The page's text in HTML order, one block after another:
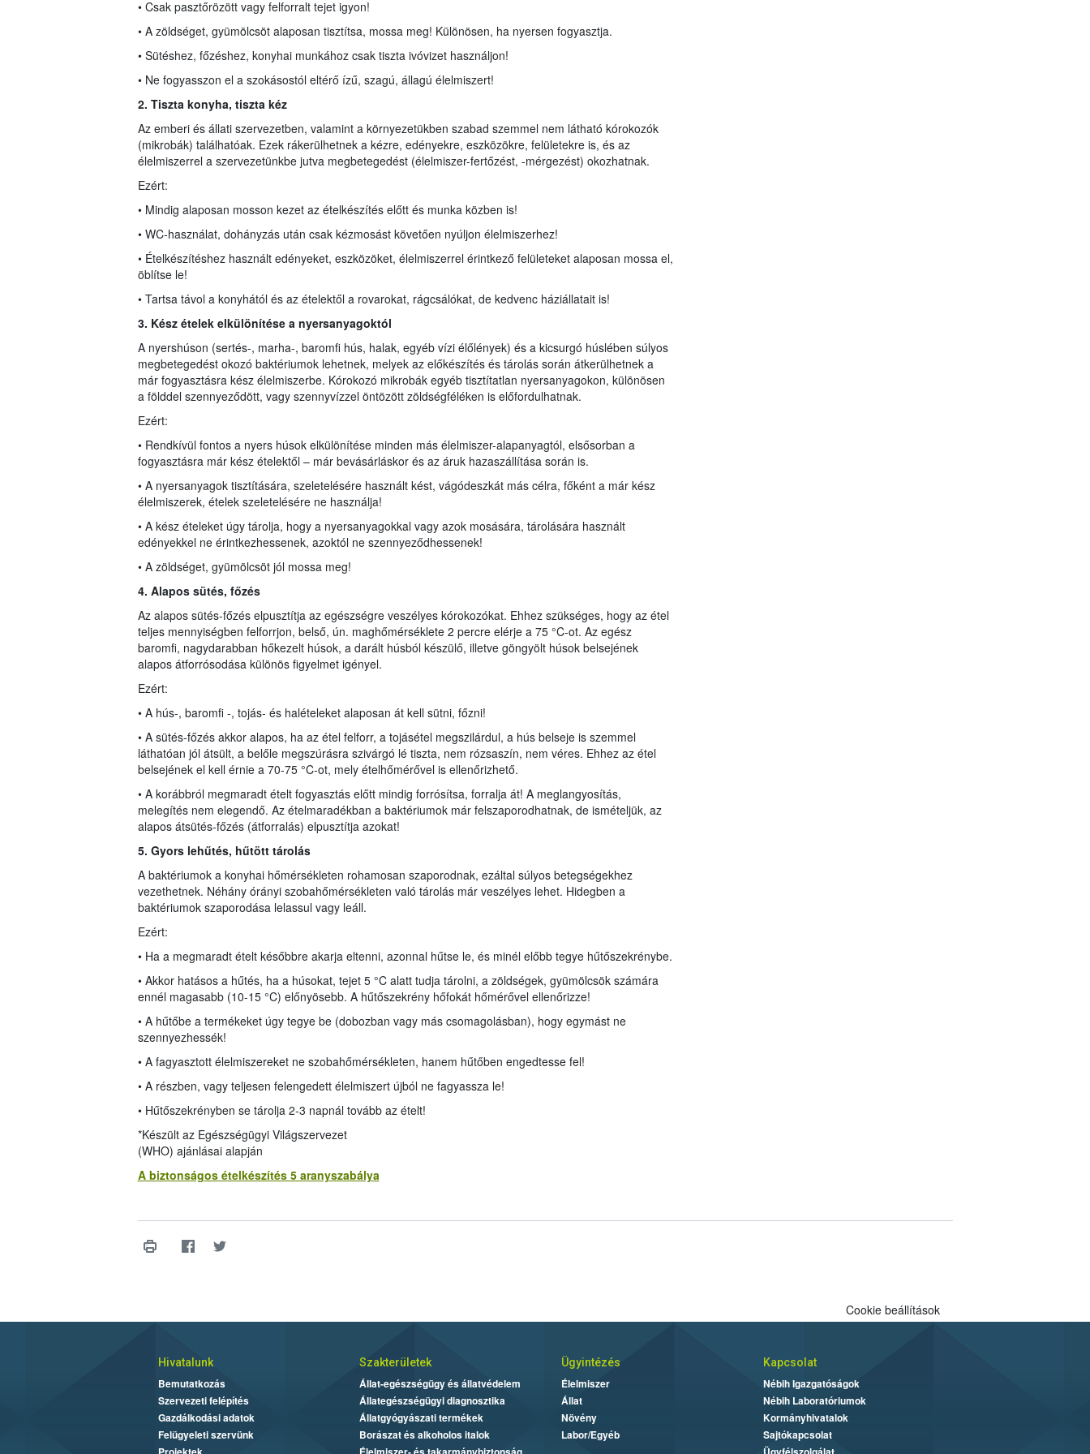
• Csak pasztőrözött vagy felforralt tejet igyon!
• A zöldséget, gyümölcsöt alaposan tisztítsa, mossa meg! Különösen, ha nyersen fogyasztja.
• Sütéshez, főzéshez, konyhai munkához csak tiszta ivóvizet használjon!
• Ne fogyasszon el a szokásostól eltérő ízű, szagú, állagú élelmiszert!
2. Tiszta konyha, tiszta kéz
Az emberi és állati szervezetben, valamint a környezetükben szabad szemmel nem látható kórokozók
(mikrobák) találhatóak. Ezek rákerülhetnek a kézre, edényekre, eszközökre, felületekre is, és az
élelmiszerrel a szervezetünkbe jutva megbetegedést (élelmiszer-fertőzést, -mérgezést) okozhatnak.
Ezért:
• Mindig alaposan mosson kezet az ételkészítés előtt és munka közben is!
• WC-használat, dohányzás után csak kézmosást követően nyúljon élelmiszerhez!
• Ételkészítéshez használt edényeket, eszközöket, élelmiszerrel érintkező felületeket alaposan mossa el,
öblítse le!
• Tartsa távol a konyhától és az ételektől a rovarokat, rágcsálókat, de kedvenc háziállatait is!
3. Kész ételek elkülönítése a nyersanyagoktól
A nyershúson (sertés-, marha-, baromfi hús, halak, egyéb vízi élőlények) és a kicsurgó húslében súlyos
megbetegedést okozó baktériumok lehetnek, melyek az előkészítés és tárolás során átkerülhetnek a
már fogyasztásra kész élelmiszerbe. Kórokozó mikrobák egyéb tisztítatlan nyersanyagokon, különösen
a földdel szennyeződött, vagy szennyvízzel öntözött zöldségféléken is előfordulhatnak.
Ezért:
• Rendkívül fontos a nyers húsok elkülönítése minden más élelmiszer-alapanyagtól, elsősorban a
fogyasztásra már kész ételektől – már bevásárláskor és az áruk hazaszállítása során is.
• A nyersanyagok tisztítására, szeletelésére használt kést, vágódeszkát más célra, főként a már kész
élelmiszerek, ételek szeletelésére ne használja!
• A kész ételeket úgy tárolja, hogy a nyersanyagokkal vagy azok mosására, tárolására használt
edényekkel ne érintkezhessenek, azoktól ne szennyeződhessenek!
• A zöldséget, gyümölcsöt jól mossa meg!
4. Alapos sütés, főzés
Az alapos sütés-főzés elpusztítja az egészségre veszélyes kórokozókat. Ehhez szükséges, hogy az étel
teljes mennyiségben felforrjon, belső, ún. maghőmérséklete 2 percre elérje a 75 °C-ot. Az egész
baromfi, nagydarabban hőkezelt húsok, a darált húsból készülő, illetve göngyölt húsok belsejének
alapos átforrósodása különös figyelmet igényel.
Ezért:
• A hús-, baromfi -, tojás- és halételeket alaposan át kell sütni, főzni!
• A sütés-főzés akkor alapos, ha az étel felforr, a tojásétel megszilárdul, a hús belseje is szemmel
láthatóan jól átsült, a belőle megszúrásra szivárgó lé tiszta, nem rózsaszín, nem véres. Ehhez az étel
belsejének el kell érnie a 70-75 °C-ot, mely ételhőmérővel is ellenőrizhető.
• A korábbról megmaradt ételt fogyasztás előtt mindig forrósítsa, forralja át! A meglangyosítás,
melegítés nem elegendő. Az ételmaradékban a baktériumok már felszaporodhatnak, de ismételjük, az
alapos átsütés-főzés (átforralás) elpusztítja azokat!
5. Gyors lehűtés, hűtötttárolás
A baktériumok a konyhai hőmérsékleten rohamosan szaporodnak, ezáltal súlyos betegségekhez
vezethetnek. Néhány órányi szobahőmérsékleten való tárolás már veszélyes lehet. Hidegben a
baktériumok szaporodása lelassul vagy leáll.
Ezért:
• Ha a megmaradt ételt későbbre akarja eltenni, azonnal hűtse le, és minél előbb tegye hűtőszekrénybe.
• Akkor hatásos a hűtés, ha a húsokat, tejet 5 °C alatt tudja tárolni, a zöldségek, gyümölcsök számára
ennél magasabb (10-15 °C) előnyösebb. A hűtőszekrény hőfokát hőmérővel ellenőrizze!
• A hűtőbe a termékeket úgy tegye be (dobozban vagy más csomagolásban), hogy egymást ne
szennyezhessék!
• A fagyasztott élelmiszereket ne szobahőmérsékleten, hanem hűtőben engedtesse fel!
• A részben, vagy teljesen felengedett élelmiszert újból ne fagyassza le!
• Hűtőszekrényben se tárolja 2-3 napnál tovább az ételt!
*Készült az Egészségügyi Világszervezet
(WHO) ajánlásai alapján
A biztonságos ételkészítés 5 aranyszabálya
Cookie beállítások
Hivatalunk
Bemutatkozás
Szervezeti felépítés
Gazdálkodási adatok
Felügyeleti szervünk
Szakterületek
Állat-egészségügy és állatvédelem
Állategészségügyi diagnosztika
Állatgyógyászati termékek
Borászat és alkoholos italok
Ügyintézés
Élelmiszer
Állat
Növény
Labor/Egyéb
Kapcsolat
Nébih Igazgatóságok
Nébih Laboratóriumok
Kormányhivatalok
Sajtókapcsolat